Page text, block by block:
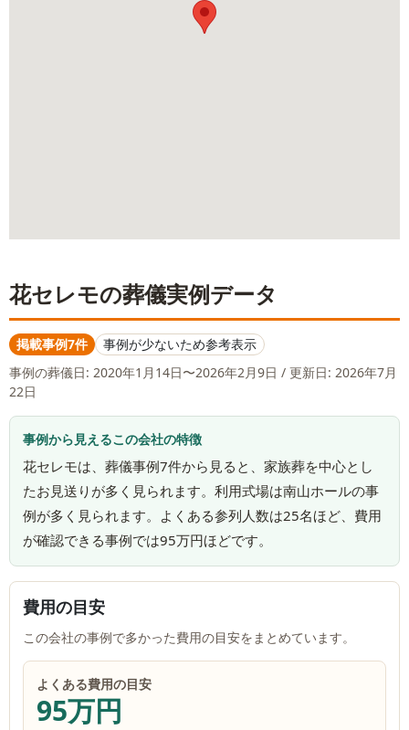
花セレモの葬儀実例データ
掲載事例7件
事例が少ないため参考表示
事例の葬儀日: 2020年1月14日〜2026年2月9日 / 更新日: 2026年7月
22日
事例から見えるこの会社の特徴
花セレモは、葬儀事例7件から見ると、家族葬を中心とし
たお見送りが多く見られます。利用式場は南山ホールの事
例が多く見られます。よくある参列人数は25名ほど、費用
が確認できる事例では95万円ほどです。
費用の目安
この会社の事例で多かった費用の目安をまとめています。
よくある費用の目安
95万円